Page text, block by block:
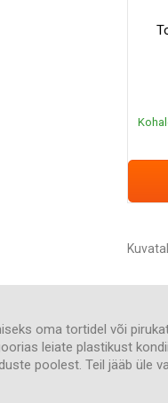
oma tortidel või
leiate plastikust
poolest. Teil jääb üle